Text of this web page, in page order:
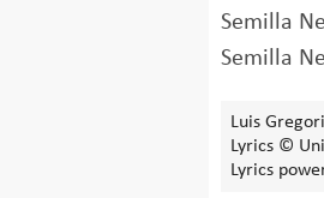
Semilla
Semilla
Luis
Lyrics ©
Lyrics